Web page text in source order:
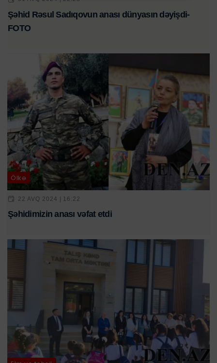
Şəhid Rəsul Sadıqovun anası dünyasın dəyişdi-
FOTO
Ölkə
22 AVQ 2024 | 16:22
Şəhidimizin anası vəfat etdi